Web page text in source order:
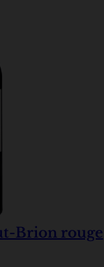
Brion rouge